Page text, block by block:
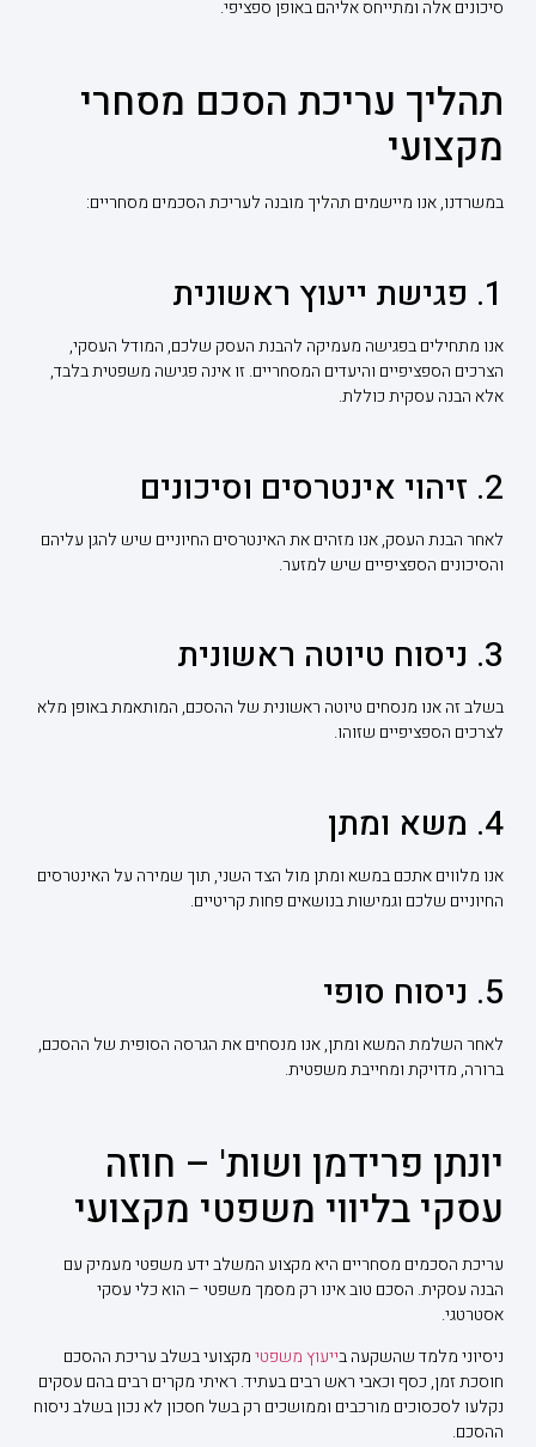
סיכונים אלה ומתייחס אליהם באופן ספציפי.
תהליך עריכת הסכם מסחרי
מקצועי
במשרדנו, אנו מיישמים תהליך מובנה לעריכת הסכמים מסחריים:
1. פגישת ייעוץ ראשונית
אנו מתחילים בפגישה מעמיקה להבנת העסק שלכם, המודל העסקי,
הצרכים הספציפיים והיעדים המסחריים. זו אינה פגישה משפטית בלבד,
אלא הבנה עסקית כוללת.
2. זיהוי אינטרסים וסיכונים
לאחר הבנת העסק, אנו מזהים את האינטרסים החיוניים שיש להגן עליהם
והסיכונים הספציפיים שיש למזער.
3. ניסוח טיוטה ראשונית
בשלב זה אנו מנסחים טיוטה ראשונית של ההסכם, המותאמת באופן מלא
לצרכים הספציפיים שזוהו.
4. משא ומתן
אנו מלווים אתכם במשא ומתן מול הצד השני, תוך שמירה על האינטרסים
החיוניים שלכם וגמישות בנושאים פחות קריטיים.
5. ניסוח סופי
לאחר השלמת המשא ומתן, אנו מנסחים את הגרסה הסופית של ההסכם,
ברורה, מדויקת ומחייבת משפטית.
יונתן פרידמן ושות' – חוזה
עסקי בליווי משפטי מקצועי
עריכת הסכמים מסחריים היא מקצוע המשלב ידע משפטי מעמיק עם
הבנה עסקית. הסכם טוב אינו רק מסמך משפטי – הוא כלי עסקי
אסטרטגי.
ניסיוני מלמד שהשקעה בייעוץ משפטימקצועי בשלב עריכת ההסכם
חוסכת זמן, כסף וכאבי ראש רבים בעתיד. ראיתי מקרים רבים בהם עסקים
נקלעו לסכסוכים מורכבים וממושכים רק בשל חסכון לא נכון בשלב ניסוח
ההסכם.